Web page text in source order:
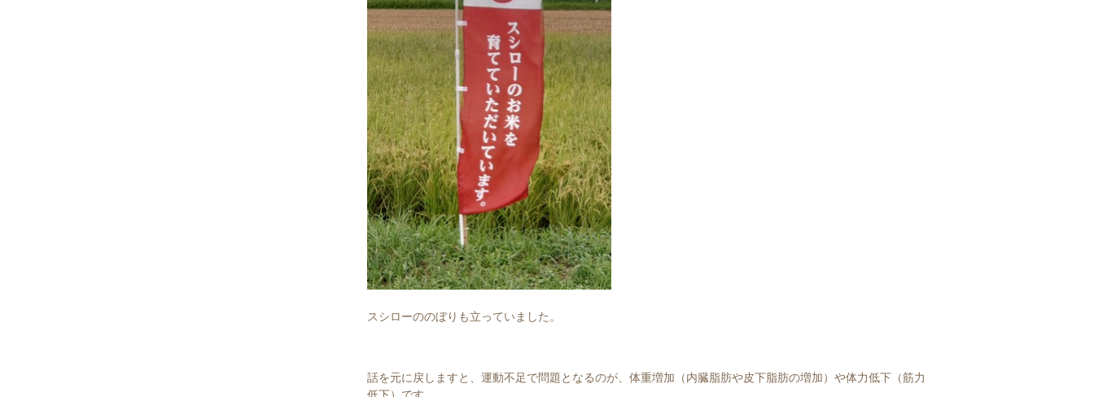
スシローののぼりも立っていました。
話を元に戻しますと、運動不足で問題となるのが、体重増加（内臓脂肪や皮下脂肪の増加）や体力低下（筋力
低下）です。